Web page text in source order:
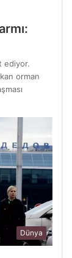
ediyor.
orman
Dünya